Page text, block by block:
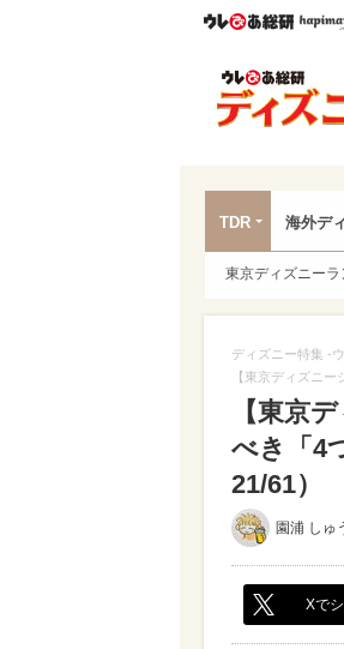
ウレ
TDR 海外デ
東京ディズニーラ
ディズニー特集 -
【東京ディズニ
【東京
べき「4
21/61）
園浦 しゅ
Xで